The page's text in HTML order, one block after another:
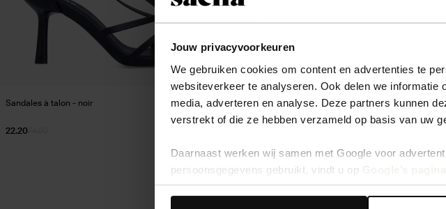
Jouw privacyvoorkeuren
We gebruiken cookies om content en advertenties te
websiteverkeer te analyseren. Ook delen we
media, adverteren en analyse. Deze partners kunnen
verstrekt of die ze hebben verzameld op basis van uw
Daarnaast werken wij samen met Google voor
persoonsgegevens gebruikt, vindt u op
Sandales à talon - noir
22.20
Sandales à talon avec strass - beige